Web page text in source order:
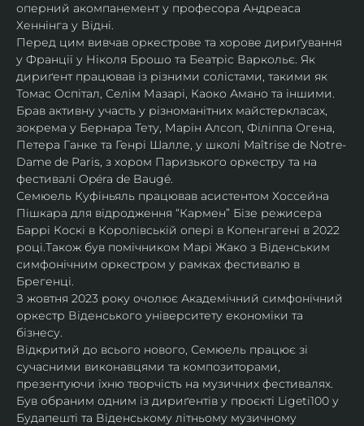
оперний акомпанемент у професора Андреаса
Хеннінга у Відні.
Перед цим вивчав оркестрове та хорове дириґування
у Франції у Ніколя Брошо та Беатріс Варкольє. Як
дириґент працював із різними солістами, такими як
Томас Оспітал, Селім Мазарі, Каоко Амано та іншими.
Брав активну участь у різноманітних майстеркласах,
зокрема у Бернара Тету, Марін Алсоп, Філіппа Огена,
Петера Ганке та Генрі Шалле, у школі Maîtrise de Notre-
Dame de Paris, з хором Паризького оркестру та на
фестивалі Opéra de Baugé.
Семюель Куфіньяль працював асистентом Хоссейна
Пішкара для відродження “Кармен” Бізе режисера
Баррі Коскі в Королівській опері в Копенгагені в 2022
році.Також був помічником Марі Жако з Віденським
симфонічним оркестром у рамках фестивалю в
Брегенці.
З жовтня 2023 року очолює Академічний симфонічний
оркестр Віденського університету економіки та
бізнесу.
Відкритий до всього нового, Семюель працює зі
сучасними виконавцями та композиторами,
презентуючи їхню творчість на музичних фестивалях.
Був обраним одним із дириґентів у проєкті Ligeti100 у
Будапешті та Віденському літньому музичному